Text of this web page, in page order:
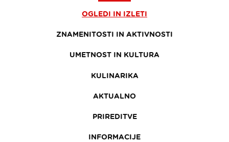
OGLEDI IN IZLETI
ZNAMENITOSTI IN AKTIVNOSTI
UMETNOST IN KULTURA
KULINARIKA
AKTUALNO
PRIREDITVE
INFORMACIJE